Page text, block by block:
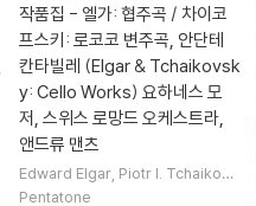
작품집 - 엘가: 협주곡 / 차이코
프스키: 로코코 변주곡, 안단테
칸타빌레 (Elgar & Tchaikovsk
y: Cello Works) 요하네스 모
저, 스위스 로망드 오케스트라,
앤드류 맨츠
Edward Elgar Piotr I. Tchaikovs
ky작곡 Johannes Moser
Pentatone